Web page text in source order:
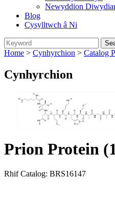
Newyddion
Blog
Cysylltwch â Ni
Home > Cynhyrchion > Catalog
Cynhyrchion
Prion Protein
Rhif Catalog: BRS16147